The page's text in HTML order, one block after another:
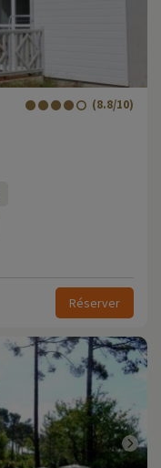
(8.8/10)
Réserver